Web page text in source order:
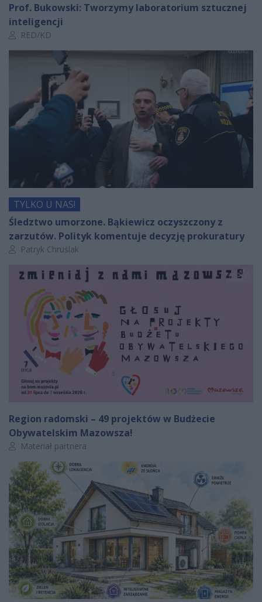
Prof. Bukowski: Tworzymy laboratorium sztucznej
inteligencji
Autor artykułu:
RED/KD
TYLKO U NAS!
Śledztwo umorzone. Bąkiewicz oczyszczony z
zarzutów. Polityk komentuje decyzję prokuratury
Autor artykułu:
Patryk Chruślak
Region radomski – 49 projektów w Budżecie
Obywatelskim Mazowsza!
Autor artykułu:
Materiał partnera